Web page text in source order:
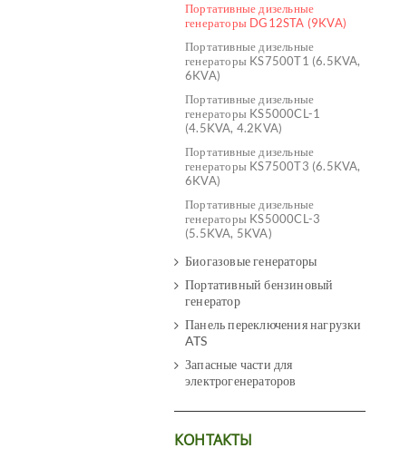
Портативные дизельные
генераторы DG12STA (9KVA)
Портативные дизельные
генераторы KS7500T1 (6.5KVA,
6KVA)
Портативные дизельные
генераторы KS5000CL-1
(4.5KVA, 4.2KVA)
Портативные дизельные
генераторы KS7500T3 (6.5KVA,
6KVA)
Портативные дизельные
генераторы KS5000CL-3
(5.5KVA, 5KVA)
Биогазовые генераторы
Портативный бензиновый
генератор
Панель переключения нагрузки
ATS
Запасные части для
электрогенераторов
КОНТАКТЫ